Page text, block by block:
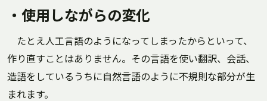
・使用しながらの変化
たとえ人工言語のようになってしまったからといって、
作り直すことはありません。その言語を使い翻訳、会話、
造語をしているうちに自然言語のように不規則な部分が生
まれます。